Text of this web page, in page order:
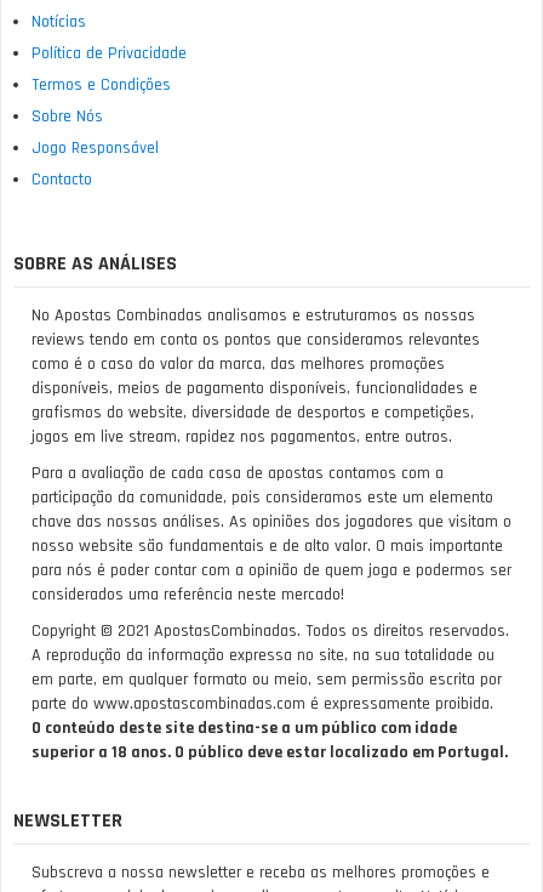
Notícias
Política de Privacidade
Termos e Condições
Sobre Nós
Jogo Responsável
Contacto
SOBRE AS ANÁLISES
No Apostas Combinadas analisamos e estruturamos as nossas
reviews tendo em conta os pontos que consideramos relevantes
como é o caso do valor da marca, das melhores promoções
disponíveis, meios de pagamento disponíveis, funcionalidades e
grafismos do website, diversidade de desportos e competições,
jogos em live stream, rapidez nos pagamentos, entre outros.
Para a avaliação de cada casa de apostas contamos com a
participação da comunidade, pois consideramos este um elemento
chave das nossas análises. As opiniões dos jogadores que visitam o
nosso website são fundamentais e de alto valor. O mais importante
para nós é poder contar com a opinião de quem joga e podermos ser
considerados uma referência neste mercado!
Copyright © 2021 ApostasCombinadas. Todos os direitos reservados.
A reprodução da informação expressa no site, na sua totalidade ou
em parte, em qualquer formato ou meio, sem permissão escrita por
parte do www.apostascombinadas.com é expressamente proibida.
O conteúdo deste site destina-se a um público com idade
superior a 18 anos. O público deve estar localizado em Portugal.
NEWSLETTER
Subscreva a nossa newsletter e receba as melhores promoções e